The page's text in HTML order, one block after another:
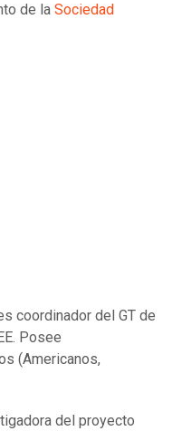
de la Sociedad
coordinador del GT de
Posee
(Americanos,
del proyecto